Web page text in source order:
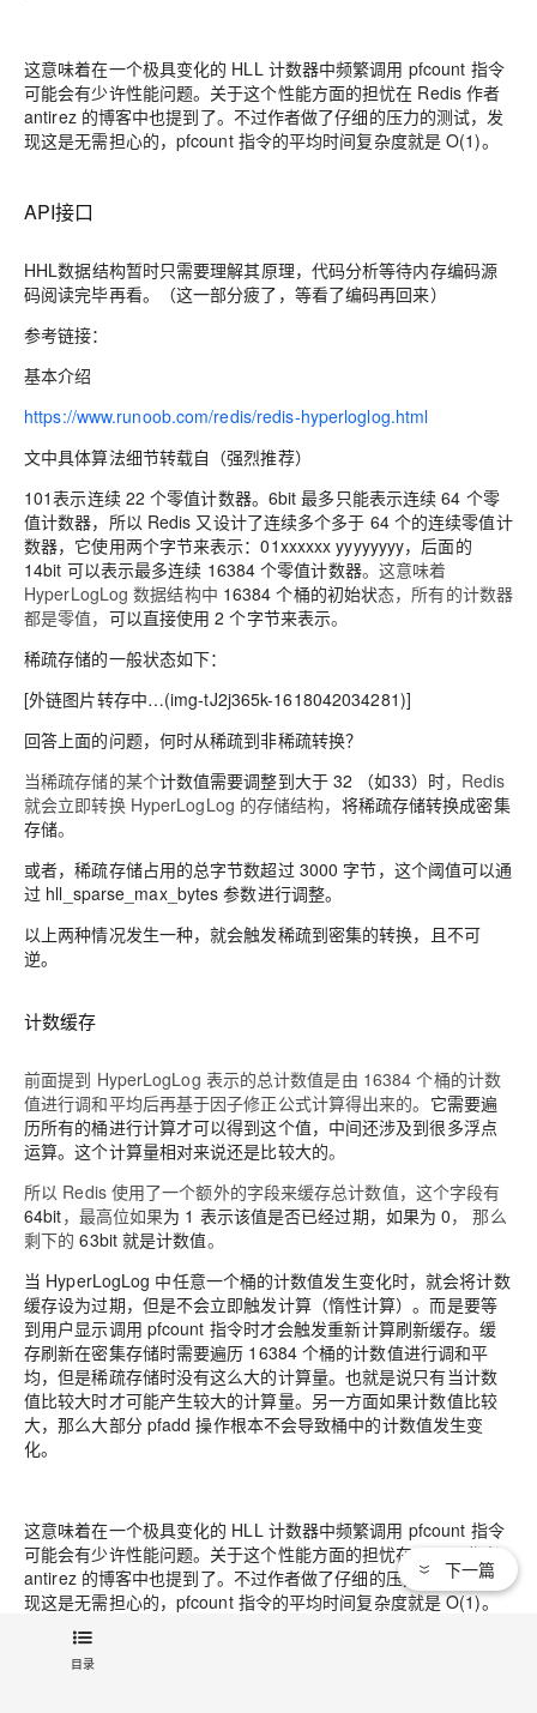
这意味着在一个极具变化的 HLL 计数器中频繁调用 pfcount 指令
可能会有少许性能问题。关于这个性能方面的担忧在 Redis 作者
antirez 的博客中也提到了。不过作者做了仔细的压力的测试，发
现这是无需担心的，pfcount 指令的平均时间复杂度就是 O(1)。
API接口
HHL数据结构暂时只需要理解其原理，代码分析等待内存编码源
码阅读完毕再看。
（这一部分疲了，等看了编码再回来）
参考链接：
基本介绍
https://www.runoob.com/redis/redis-hyperloglog.html
文中具体算法细节转载自（强烈推荐）
101表示连续 22 个零值计数器。 6bit 最多只能表示连续 64 个零
值计数器，所以 Redis 又设计了连续多个多于 64 个的连续零值计
数器， 它使用两个字节来表示：01xxxxxx yyyyyyyy，后面的
14bit 可以表示最多连续 16384 个零值计数器。这意味着
HyperLogLog 数据结构中 16384 个桶的初始状态，所有的计数器
都是零值， 可以直接使用 2 个字节来表示。
稀疏存储的一般状态如下：
[外链图片转存中…(img-tJ2j365k-1618042034281)]
回答上面的问题，何时从稀疏到非稀疏转换？
当稀疏存储的某个计数值需要调整到大于 32 （如33）时，Redis
就会立即转换 HyperLogLog 的存储结构， 将稀疏存储转换成密集
存储。
或者，稀疏存储占用的总字节数超过 3000 字节，这个阈值可以通
过 hll_sparse_max_bytes 参数进行调整。
以上两种情况发生一种，就会触发稀疏到密集的转换，
且不可
逆。
计数缓存
前面提到 HyperLogLog 表示的总计数值是由 16384 个桶的计数
值进行调和平均后再基于因子修正公式计算得出来的。 它需要遍
历所有的桶进行计算才可以得到这个值，中间还涉及到很多浮点
运算。这个计算量相对来说还是比较大的。
所以 Redis 使用了一个额外的字段来缓存总计数值，这个字段有
64bit，最高位如果为 1 表示该值是否已经过期，如果为 0， 那么
剩下的63bit 就是计数值。
当 HyperLogLog 中任意一个桶的计数值发生变化时，就会将计数
缓存设为过期，但是不会立即触发计算（惰性计算）。而是要等
到用户显示调用 pfcount 指令时才会触发重新计算刷新缓存。缓
存刷新在密集存储时需要遍历 16384 个桶的计数值进行调和平
均，但是稀疏存储时没有这么大的计算量。也就是说只有当计数
值比较大时才可能产生较大的计算量。另一方面如果计数值比较
大，那么大部分 pfadd 操作根本不会导致桶中的计数值发生变
化。
这意味着在一个极具变化的 HLL 计数器中频繁调用 pfcount 指令
可能会有少许性能问题。关于这个性能方面的担忧在 Redis 作者
antirez 的博客中也提到了。不过作者做了仔细的压力的测试，发
现这是无需担心的，pfcount 指令的平均时间复杂度就是 O(1)。
API接口
目录
下一篇